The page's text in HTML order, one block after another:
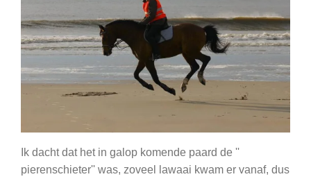
Ik dacht dat het in galop komende paard de ''
pierenschieter'' was, zoveel lawaai kwam er vanaf, dus